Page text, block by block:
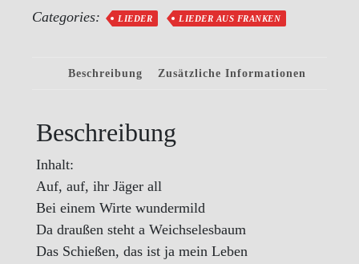
Heft
Flur"
Menge
Categories: LIEDER LIEDER AUS FRANKEN
Beschreibung Zusätzliche Informationen
Beschreibung
Inhalt:
Auf, auf, ihr Jäger all
Bei einem Wirte wundermild
Da draußen steht a Weichselesbaum
Das Schießen, das ist ja mein Leben